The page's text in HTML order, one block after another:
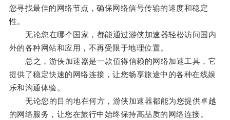
您寻找最佳的网络节点，确保网络信号传输的速度和稳定
性。
无论您在哪个国家，都能通过游侠加速器轻松访问国内
外的各种网站和应用，不再受限于地理位置。
总之，游侠加速器是一款值得信赖的网络加速工具，它
提供了稳定快速的网络连接，让您畅享旅途中的各种在线娱
乐和沟通体验。
无论您的目的地在何方，游侠加速器都能为您提供卓越
的网络服务，让您在旅行中始终保持高品质的网络连接。